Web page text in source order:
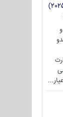
2026 1-وزارت